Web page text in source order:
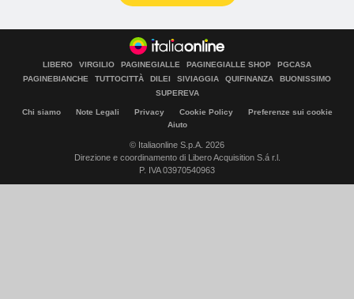
LIBERO VIRGILIO PAGINEGIALLE PAGINEGIALLE SHOP
PGCASA
PAGINEBIANCHE
TUTTOCITTÀ DILEI SIVIAGGIA QUIFINANZA
BUONISSIMO
SUPEREVA
Chi siamo Note Legali Privacy Cookie Policy
Preferenze sui cookie
Aiuto
© Italiaonline S.p.A. 2026
Direzione e coordinamento di Libero Acquisition S.á r.l.
P. IVA 03970540963